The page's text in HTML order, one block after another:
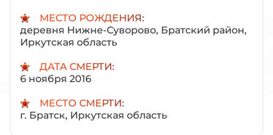
МЕСТО РОЖДЕНИЯ:
деревня Нижне-Суворово, Братский район,
Иркутская область
ДАТА СМЕРТИ:
6 ноября 2016
МЕСТО СМЕРТИ:
г. Братск, Иркутская область